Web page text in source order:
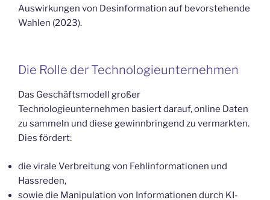
Auswirkungen von Desinformation auf bevorstehende
Wahlen (2023).
Die Rolle der Technologieunternehmen
Das Geschäftsmodell großer
Technologieunternehmen basiert darauf, online Daten
zu sammeln und diese gewinnbringend zu vermarkten.
Dies fördert:
die virale Verbreitung von Fehlinformationen und
Hassreden,
sowie die Manipulation von Informationen durch KI-